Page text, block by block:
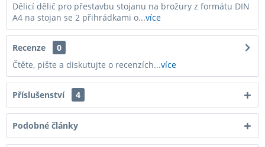
Dělicí dělič pro přestavbu stojanu na brožury z formátu DIN
A4 na stojan se 2 přihrádkami o...více
Recenze
0
Čtěte, pište a diskutujte o recenzích...více
Příslušenství 4
Podobné články